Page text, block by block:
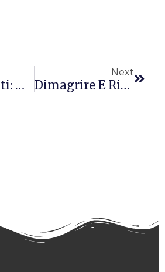
I Dolcificanti: Gli Edulcoranti Sintetici
Next
Dimagrire E Riprendere La Linea Dopo Il Parto